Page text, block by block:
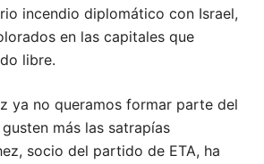
incendio diplomático con Israel,
en las capitales que
libre.
ya no queramos formar parte del
más las satrapías
socio del partido de ETA, ha